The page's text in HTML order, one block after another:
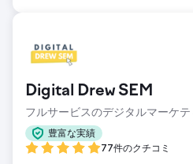
Digital Drew SEM
フルサービスのデジタルマーケ
豊富な実績
77件のクチコミ